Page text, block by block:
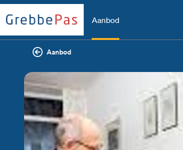
Aanbod
Aanbod